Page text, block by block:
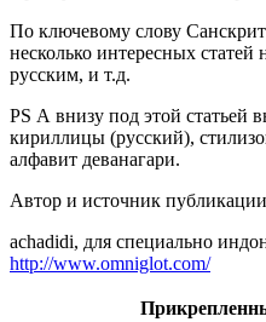
По ключевому слову
несколько интересных
русским, и т.д.
PS А внизу под этой статьей
кириллицы (русский),
алфавит деванагари.
Автор и источник
achadidi, для специально
http://www.omniglot.com/